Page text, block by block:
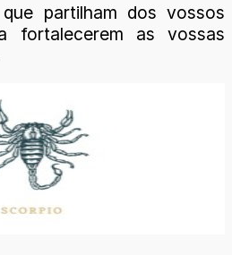
partilham dos vossos
fortalecerem as vossas